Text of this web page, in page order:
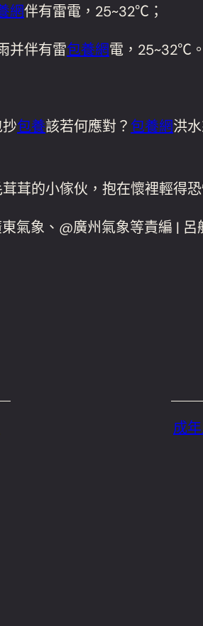
網伴有雷電，25~32℃；
并伴有雷包養網電，25~32℃。
包養該若何應對？ 包養網洪
茸的小傢伙，抱在懷裡輕得
氣象、@廣州氣象等責編 | 呂
成